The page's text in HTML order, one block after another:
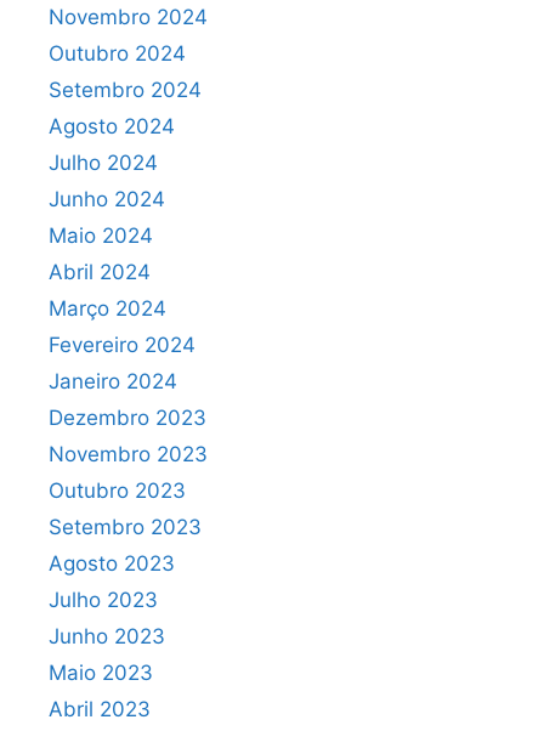
Novembro 2024
Outubro 2024
Setembro 2024
Agosto 2024
Julho 2024
Junho 2024
Maio 2024
Abril 2024
Março 2024
Fevereiro 2024
Janeiro 2024
Dezembro 2023
Novembro 2023
Outubro 2023
Setembro 2023
Agosto 2023
Julho 2023
Junho 2023
Maio 2023
Abril 2023